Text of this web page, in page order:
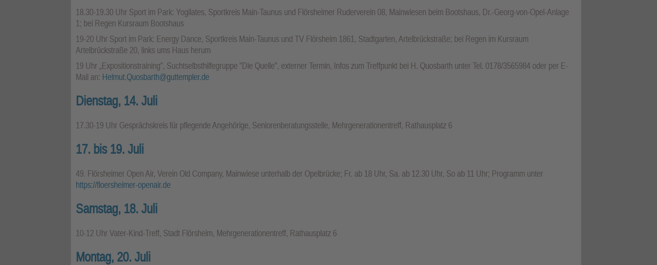
18.30-19.30 Uhr Sport im Park: Yogilates, Sportkreis Main-Taunus und Flörsheimer Ruderverein 08, Mainwiesen beim Bootshaus, Dr.-Georg-von-Opel-Anlage
1; bei Regen Kursraum Bootshaus
19-20 Uhr Sport im Park: Energy Dance, Sportkreis Main-Taunus und TV Flörsheim 1861, Stadtgarten, Artelbrückstraße; bei Regen im Kursraum
Artelbrückstraße 20, links ums Haus herum
19 Uhr „Expositionstraining", Suchtselbsthilfegruppe "Die Quelle", externer Termin, Infos zum Treffpunkt bei H. Quosbarth unter Tel. 0178/3565984 oder per E-
Mail an: Helmut.Quosbarth@guttempler.de
Dienstag, 14. Juli
17.30-19 Uhr Gesprächskreis für pflegende Angehörige, Seniorenberatungsstelle, Mehrgenerationentreff, Rathausplatz 6
17. bis 19. Juli
49. Flörsheimer Open Air, Verein Old Company, Mainwiese unterhalb der Opelbrücke; Fr. ab 18 Uhr, Sa. ab 12.30 Uhr, So ab 11 Uhr; Programm unter
https://floersheimer-openair.de
Samstag, 18. Juli
10-12 Uhr Vater-Kind-Treff, Stadt Flörsheim, Mehrgenerationentreff, Rathausplatz 6
Montag, 20. Juli